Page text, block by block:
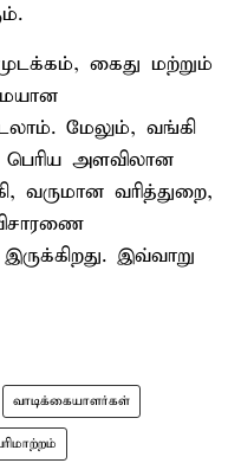
கைது மற்றும்
மேலும், வங்கி
அளவிலான
வருமான வரித்துறை,
இவ்வாறு
வாடிக்கையாளர்கள்